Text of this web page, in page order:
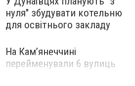
нуля" збудувати котельню
для освітнього закладу
На Камʼянеччині
перейменували 6 вулиць